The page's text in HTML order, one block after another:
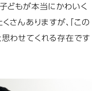
どもが本当にかわいく
さんありますが、「この
わせてくれる存在です